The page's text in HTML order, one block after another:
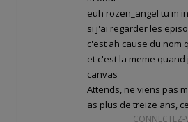
euh rozen_angel tu
si j'ai regarder les
c'est ah cause du nom
et c'est la meme
canvas
Attends, ne viens pas
as plus de treize ans,
CONNECTEZ-